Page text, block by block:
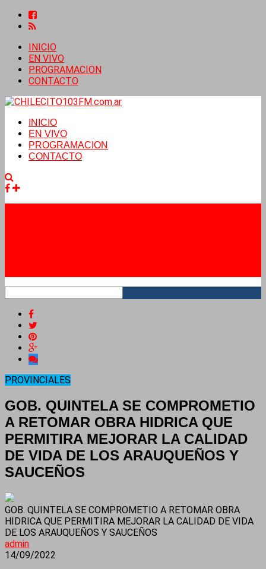
INICIO
EN VIVO
PROGRAMACION
CONTACTO
INICIO
EN VIVO
PROGRAMACION
CONTACTO
PROVINCIALES
GOB. QUINTELA SE COMPROMETIO
A RETOMAR OBRA HIDRICA QUE
PERMITIRA MEJORAR LA CALIDAD
DE VIDA DE LOS ARAUQUEÑOS Y
SAUCEÑOS
GOB. QUINTELA SE COMPROMETIO A RETOMAR OBRA
HIDRICA QUE PERMITIRA MEJORAR LA CALIDAD DE VIDA
DE LOS ARAUQUEÑOS Y SAUCEÑOS
admin
14/09/2022